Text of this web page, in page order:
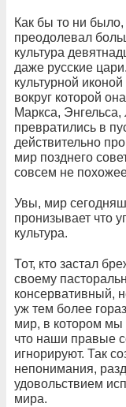
Как бы то ни было,
преодолевал
культура
даже русские
культурной
вокруг которой
Маркса,
превратились в
действительно
мир позднего
совсем не
Увы, мир
пронизывает что
культура.
Тот, кто застал
своему
консервативный,
уж тем более
мир, в котором мы
что наши правые
игнорируют. Так
непонимания,
удовольствием
мира.